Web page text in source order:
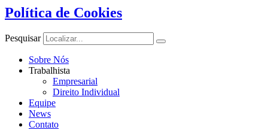
Política de Cookies
Pesquisar
Sobre Nós
Trabalhista
Empresarial
Direito Individual
Equipe
News
Contato